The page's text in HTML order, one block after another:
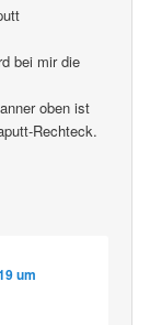
bei mir die
oben ist
Rechteck.
um